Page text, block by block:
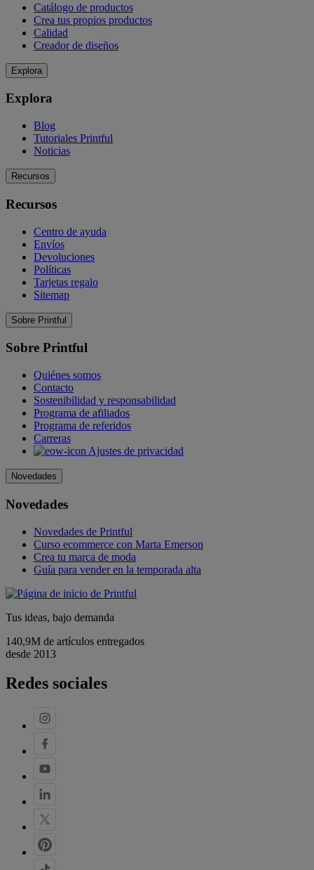
Catálogo de productos
Crea tus propios productos
Calidad
Creador de diseños
Explora
Explora
Blog
Tutoriales Printful
Noticias
Recursos
Recursos
Centro de ayuda
Envíos
Devoluciones
Políticas
Tarjetas regalo
Sitemap
Sobre Printful
Sobre Printful
Quiénes somos
Contacto
Sostenibilidad y responsabilidad
Programa de afiliados
Programa de referidos
Carreras
Ajustes de privacidad
Novedades
Novedades
Novedades de Printful
Curso ecommerce con Marta Emerson
Crea tu marca de moda
Guía para vender en la temporada alta
Tus ideas, bajo demanda
140,9M de artículos entregados
desde 2013
Redes sociales